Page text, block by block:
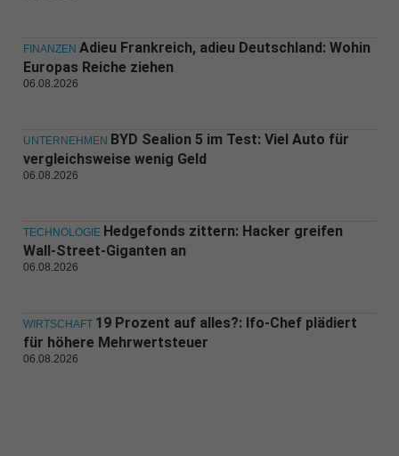
FINANZEN Adieu Frankreich, adieu Deutschland: Wohin
Europas Reiche ziehen
06.08.2026
UNTERNEHMEN BYD Sealion 5 im Test: Viel Auto für
vergleichsweise wenig Geld
06.08.2026
TECHNOLOGIE Hedgefonds zittern: Hacker greifen
Wall-Street-Giganten an
06.08.2026
WIRTSCHAFT 19 Prozent auf alles?: Ifo-Chef plädiert
für höhere Mehrwertsteuer
06.08.2026